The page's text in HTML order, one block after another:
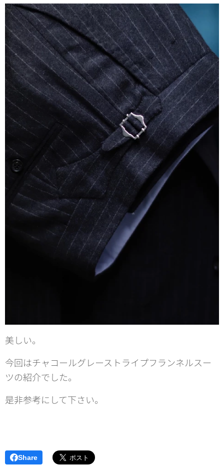
美しい。
今回はチャコールグレーストライプフランネルスー
ツの紹介でした。
是非参考にして下さい。
Share